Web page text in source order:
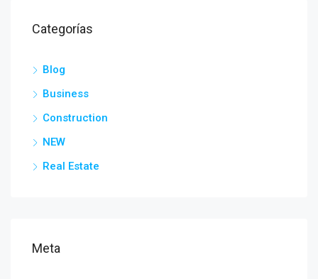
Categorías
Blog
Business
Construction
NEW
Real Estate
Meta